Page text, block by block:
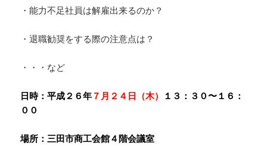
・能力不足社員は解雇出来るのか？
・退職勧奨をする際の注意点は？
・・・など
日時：平成２６年 ７月２４日（木） １３：３０〜１６：
００
場所：三田市商工会館４階会議室